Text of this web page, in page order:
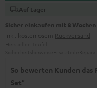
Auf Lager
Sicher einkaufen mit 8
inkl. kostenlosem Rückversand
So bewerten Kunden das
Set"